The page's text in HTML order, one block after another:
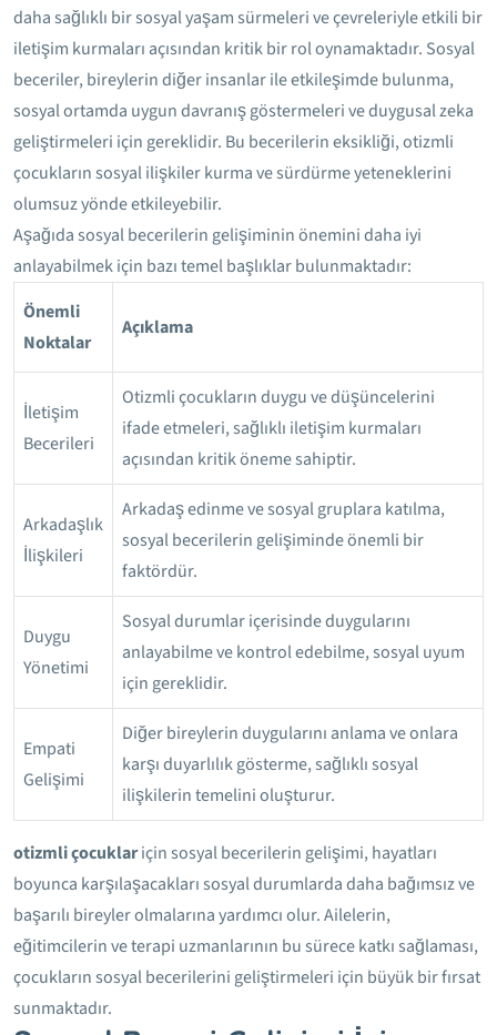
daha sağlıklı bir sosyal yaşam sürmeleri ve çevreleriyle etkili bir
iletişim kurmaları açısından kritik bir rol oynamaktadır. Sosyal
beceriler, bireylerin diğer insanlar ile etkileşimde bulunma,
sosyal ortamda uygun davranış göstermeleri ve duygusal zeka
geliştirmeleri için gereklidir. Bu becerilerin eksikliği, otizmli
çocukların sosyal ilişkiler kurma ve sürdürme yeteneklerini
olumsuz yönde etkileyebilir.
Aşağıda sosyal becerilerin gelişiminin önemini daha iyi
anlayabilmek için bazı temel başlıklar bulunmaktadır:
Önemli
Noktalar
Açıklama
İletişim
Becerileri
Otizmli çocukların duygu ve düşüncelerini
ifade etmeleri, sağlıklı iletişim kurmaları
açısından kritik öneme sahiptir.
Arkadaşlık
İlişkileri
Arkadaş edinme ve sosyal gruplara katılma,
sosyal becerilerin gelişiminde önemli bir
faktördür.
Duygu
Yönetimi
Sosyal durumlar içerisinde duygularını
anlayabilme ve kontrol edebilme, sosyal uyum
için gereklidir.
Empati
Gelişimi
Diğer bireylerin duygularını anlama ve onlara
karşı duyarlılık gösterme, sağlıklı sosyal
ilişkilerin temelini oluşturur.
otizmli çocuklariçin sosyal becerilerin gelişimi, hayatları
boyunca karşılaşacakları sosyal durumlarda daha bağımsız ve
başarılı bireyler olmalarına yardımcı olur. Ailelerin,
eğitimcilerin ve terapi uzmanlarının bu sürece katkı sağlaması,
çocukların sosyal becerilerini geliştirmeleri için büyük bir fırsat
sunmaktadır.